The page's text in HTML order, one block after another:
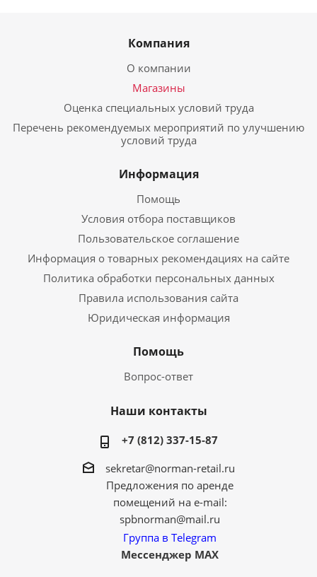
Компания
О компании
Магазины
Оценка специальных условий труда
Перечень рекомендуемых мероприятий по улучшению
условий труда
Информация
Помощь
Условия отбора поставщиков
Пользовательское соглашение
Информация о товарных рекомендациях на сайте
Политика обработки персональных данных
Правила использования сайта
Юридическая информация
Помощь
Вопрос-ответ
Наши контакты
+7 (812) 337-15-87
sekretar@norman-retail.ru
Предложения по аренде
помещений на e-mail:
spbnorman@mail.ru
Группа в Telegram
Мессенджер MAX